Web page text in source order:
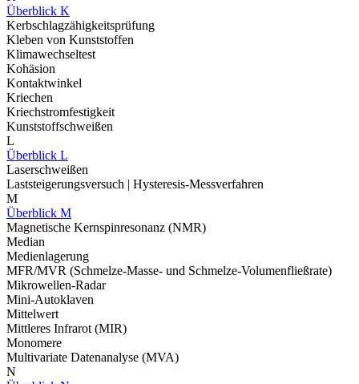
Überblick K
Kerbschlagzähigkeitsprüfung
Kleben von Kunststoffen
Klimawechseltest
Kohäsion
Kontaktwinkel
Kriechen
Kriechstromfestigkeit
Kunststoffschweißen
L
Überblick L
Laserschweißen
Laststeigerungsversuch | Hysteresis-Messverfahren
M
Überblick M
Magnetische Kernspinresonanz (NMR)
Median
Medienlagerung
MFR/MVR (Schmelze-Masse- und Schmelze-Volumenfließrate)
Mikrowellen-Radar
Mini-Autoklaven
Mittelwert
Mittleres Infrarot (MIR)
Monomere
Multivariate Datenanalyse (MVA)
N